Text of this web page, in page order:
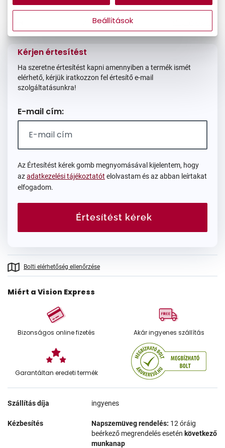
62/14/145
Kérjen értesítést
Ha szeretne értesítést kapni amennyiben a termék ismét
elérhető, kérjük iratkozzon fel értesítő e-mail
szolgáltatásunkra!
E-mail cím:
Az Értesítést kérek gomb megnyomásával kijelentem, hogy
azadatkezelési tájékoztatót elolvastam és az abban leírtakat
elfogadom.
Értesítést kérek
Bolti elérhetőség ellenőrzése
Miért a Vision Express
Bizonságos online fizetés Akár ingyenes szállítás
Garantáltan eredeti termék
Szállítás díja ingyenes
Kézbesítés Napszemüveg rendelés: 12 óráig
beérkező megrendelés esetén következő
munkanap
Beállítások